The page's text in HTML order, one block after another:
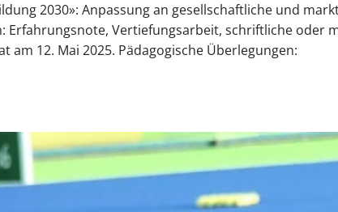
2030»: Anpassung an gesellschaftliche und
Erfahrungsnote, Vertiefungsarbeit, schriftliche oder
am 12. Mai 2025. Pädagogische Überlegungen: